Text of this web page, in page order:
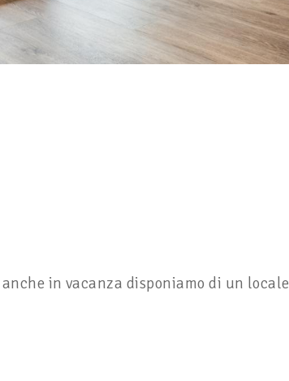
in vacanza disponiamo di un locale